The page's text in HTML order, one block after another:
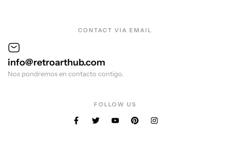
CONTACT VIA EMAIL
info@retroarthub.com
Nos pondremos en contacto contigo.
FOLLOW US